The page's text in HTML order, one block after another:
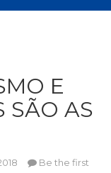
E
SÃO AS
Be the first